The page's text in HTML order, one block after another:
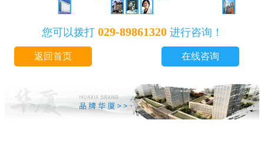
您可以拨打 029-89861320进行咨询！
返回首页 在线咨询